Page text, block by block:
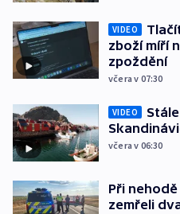
VIDEO
zboží míří
zpoždění
včera v 07:30
VIDEO
včera v 06:30
Při
zemřeli